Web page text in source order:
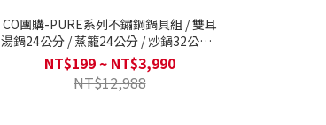
CO團購-PURE系列不鏽鋼鍋具組 / 雙耳
湯鍋24公分 / 蒸籠24公分 / 炒鍋32公分 /
木製鍋鏟、湯勺(不挑爐具/瓦斯爐電磁爐
可用)
NT$199 ~ NT$3,990
NT$12,988